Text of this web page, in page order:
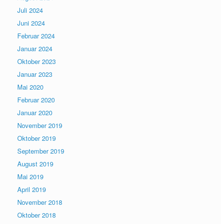
Juli 2024
Juni 2024
Februar 2024
Januar 2024
Oktober 2023
Januar 2023
Mai 2020
Februar 2020
Januar 2020
November 2019
Oktober 2019
September 2019
August 2019
Mai 2019
April 2019
November 2018
Oktober 2018